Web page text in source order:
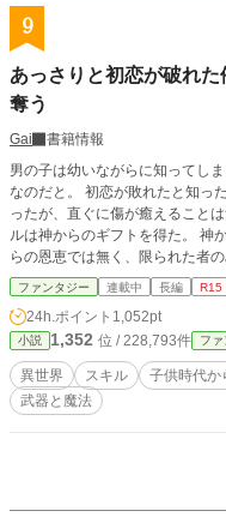
9
あっさりと初恋が破れ
奪う
Gai
書籍情報
男の子は幼いながらに知ってし
なのだと。 初恋が敗れたと知った四歳のティール。 父に、母に、兄に慰めて貰
ったが、直ぐに傷が癒えることは無かった。 だが、五歳に
ルは神からのギフトを得た。 神からのギフト、それは誰しもが与えられる神か
らの恩恵では無く、限られた者
るスキルであっても、内容は先天的に得
が得たスキルは強奪≪スナッチ≫ そして知性。 この
ールの思考が、考えが、未来が一変する。 「そうだ、初恋
だ。そんな消し飛ぶくらい人生を楽しんでや
知性で何を考え、奪取≪スナッ
ファンタジー 連載中 長編 R15
24h.ポイント 1,052pt
小説 1,352 位 / 228,793件 フ
異世界 スキル 子供時代か
武器と魔法